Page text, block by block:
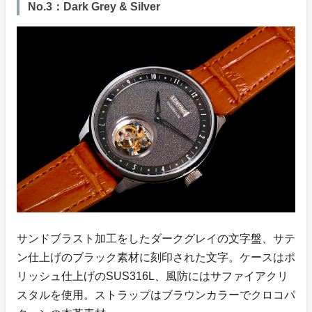
No.3：Dark Grey & Silver
サンドブラスト加工をしたダークグレイの文字盤、サテ
ン仕上げのブラック素材に刻印された文字。ケースはポ
リッシュ仕上げのSUS316L、風防にはサファイアクリ
スタルを使用。ストラップはブラウンカラーでクロコパ